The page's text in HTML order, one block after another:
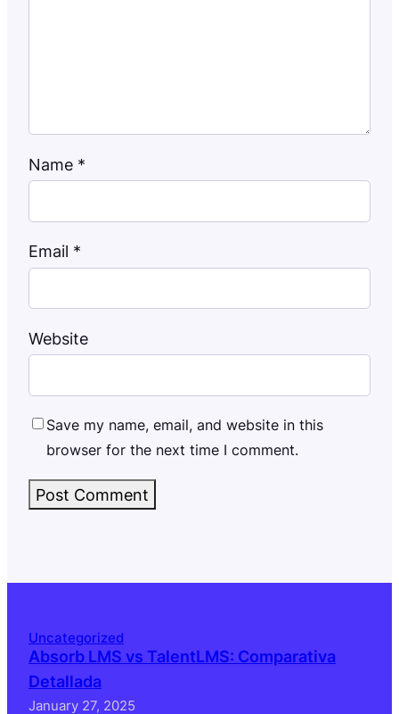
Name *
Email *
Website
Save my name, email, and website in this
browser for the next time I comment.
Uncategorized
Absorb LMS vs TalentLMS: Comparativa
Detallada
January 27, 2025